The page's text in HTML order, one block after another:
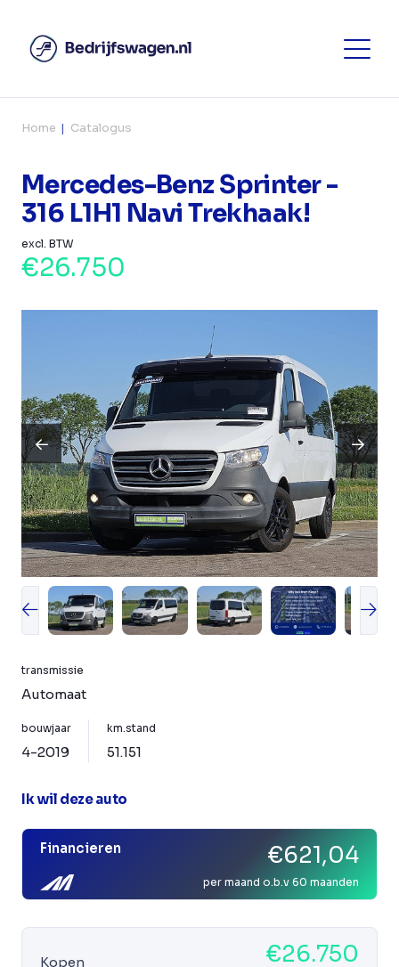
Home Catalogus
Mercedes-Benz Sprinter -
316 L1H1 Navi Trekhaak!
excl. BTW
€26.750
transmissie
Automaat
bouwjaar
4-2019
km.stand
51.151
Ik wil deze auto
Financieren €621,04
per maand o.b.v 60 maanden
Kopen €26.750